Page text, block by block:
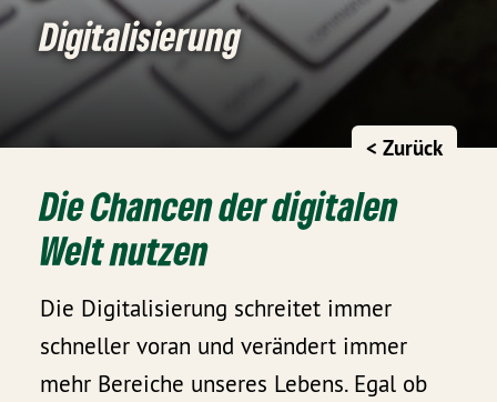
Digitalisierung
< Zurück
Die Chancen der digitalen
Welt nutzen
Die Digitalisierung schreitet immer
schneller voran und verändert immer
mehr Bereiche unseres Lebens. Egal ob